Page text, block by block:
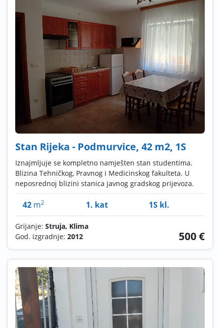
Stan Rijeka - Podmurvice, 42 m2, 1S
Iznajmljuje se kompletno namješten stan studentima.
Blizina Tehničkog, Pravnog i Medicinskog fakulteta. U
neposrednoj blizini stanica javnog gradskog prijevoza.
42 m2 1. kat 1S kl.
Grijanje: Struja, Klima
God. izgradnje: 2012 500 €